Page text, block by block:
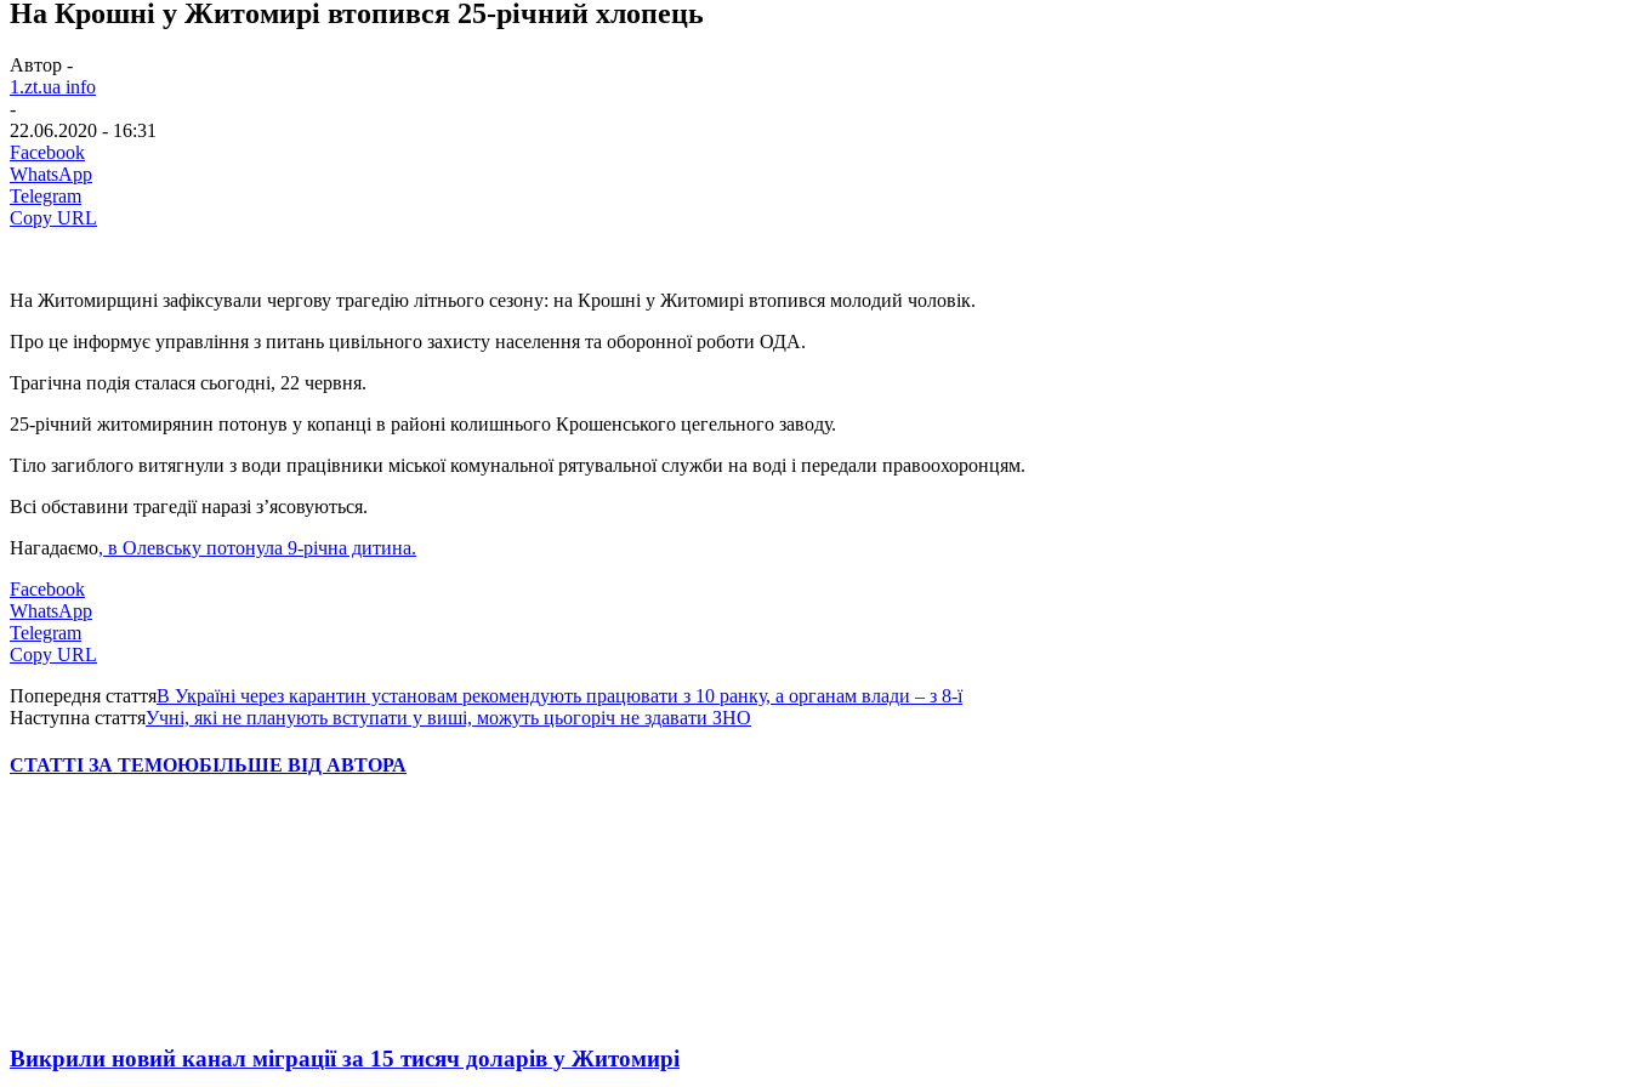
На Крошні у Житомирі втопився 25-річний хлопець
Автор -
1.zt.ua info
-
22.06.2020 - 16:31
Facebook
WhatsApp
Telegram
Copy URL
На Житомирщині зафіксували чергову трагедію літнього сезону: на Крошні у Житомирі втопився молодий чоловік.
Про це інформує управління з питань цивільного захисту населення та оборонної роботи ОДА.
Трагічна подія сталася сьогодні, 22 червня.
25-річний житомирянин потонув у копанці в районі колишнього Крошенського цегельного заводу.
Тіло загиблого витягнули з води працівники міської комунальної рятувальної служби на воді і передали правоохоронцям.
Всі обставини трагедії наразі з’ясовуються.
Нагадаємо, в Олевську потонула 9-річна дитина.
Facebook
WhatsApp
Telegram
Copy URL
Попередня статтяВ Україні через карантин установам рекомендують працювати з 10 ранку, а органам влади – з 8-ї
Наступна статтяУчні, які не планують вступати у виші, можуть цьогоріч не здавати ЗНО
СТАТТІ ЗА ТЕМОЮБІЛЬШЕ ВІД АВТОРА
Викрили новий канал міграції за 15 тисяч доларів у Житомирі